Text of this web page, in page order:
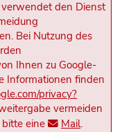
den Dienst
Bei Nutzung des
Ihnen zu Google-
Informationen finden
privacy?
vermeiden
bitte eine
Mail.